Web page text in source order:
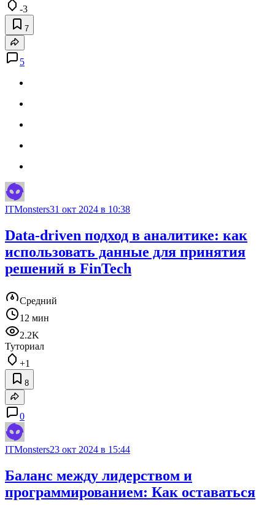
-3
7
5
ITMonsters31 окт 2024 в 10:38
Data-driven подход в аналитике: как
использовать данные для принятия
решений в FinTech
Средний
12 мин
2.2K
Туториал
+1
8
0
ITMonsters23 окт 2024 в 15:44
Баланс между лидерством и
программированием: Как оставаться